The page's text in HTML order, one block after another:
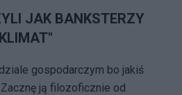
JAK BANKSTERZY
gospodarczym bo jakiś
Zacznę ją filozoficznie od